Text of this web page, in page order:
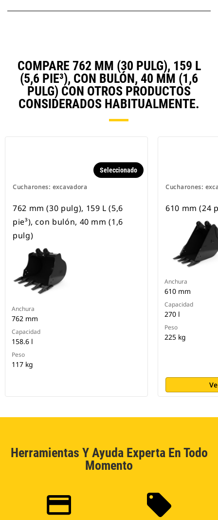
COMPARE 762 MM (30 PULG), 159 L
(5,6 PIE³), CON BULÓN, 40 MM (1,6
PULG) CON OTROS PRODUCTOS
CONSIDERADOS HABITUALMENTE.
Cucharones: excavadora
Seleccionado
762 mm (30 pulg), 159 L (5,6
pie³), con bulón, 40 mm (1,6
pulg)
Anchura
762 mm
Capacidad
158.6 l
Peso
117 kg
Cucharones:
610 mm (24
Anchura
610 mm
Capacidad
270 l
Peso
225 kg
Herramientas Y Ayuda Experta En Todo
Momento